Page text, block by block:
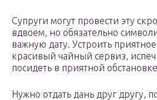
Супруги могут провести эту
вдвоем, но обязательно
важную дату. Устроить
красивый чайный сервиз,
посидеть в приятной
Нужно отдать дань друг другу,